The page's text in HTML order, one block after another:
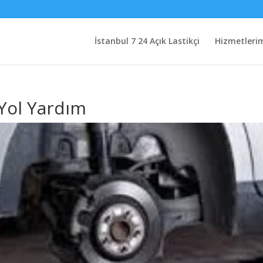
İstanbul 7 24 Açık Lastikçi
Yardım